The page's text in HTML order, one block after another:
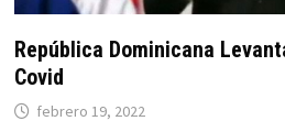
República Dominicana
Covid
febrero 19, 2022